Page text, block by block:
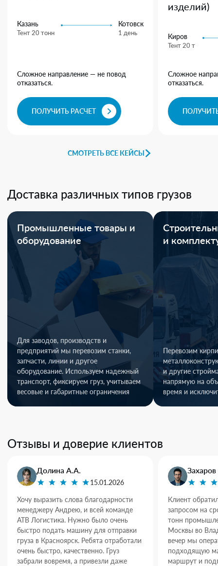
СМОТРЕТЬ ВСЕ КЕЙСЫ
Казань
Тент 20 тонн
Котовск
1 день
Сложное направление — не повод
отказаться.
ПОЛУЧИТЬ РАСЧЕТ
изделий)
Киров
Тент 20 т
Сложное
отказаться.
Доставка различных типов грузов
Промышленные товары и
оборудование
Для заводов, производств и
предприятий мы перевозим станки,
запчасти, линии и другое
оборудование. Используем надежный
транспорт, фиксируем груз, учитываем
весовые и габаритные ограничения
и
Перевозим
и другие
напрямую на
время и
Отзывы и доверие клиентов
Долина А.А.
15.01.2026
Хочу выразить слова благодарности
менеджеру Андрею, и всей команде
АТВ Логистика. Нужно было очень
быстро подать машину для отправки
груза в Красноярск. Ребята отработали
очень быстро, качественно. Груз
забрали вовремя, а привезли даже
Клиент
запросом на
тонн
Москвы во
вечер мы
подходящую
маршрут и